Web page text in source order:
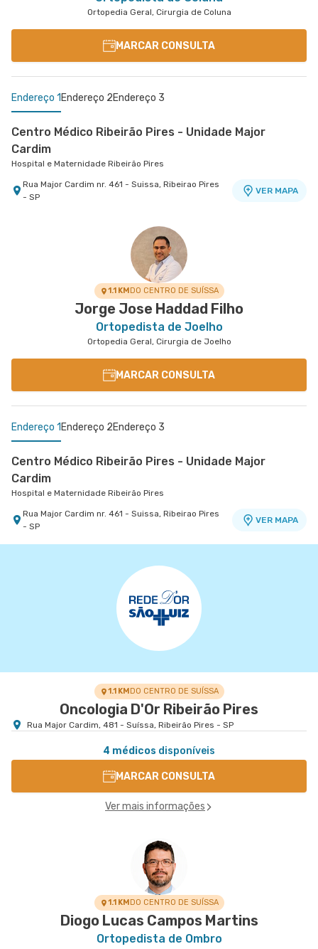
Ortopedia Geral, Cirurgia de Coluna
MARCAR CONSULTA
Endereço 1 Endereço 2Endereço 3
Centro Médico Ribeirão Pires - Unidade Major
Cardim
Hospital e Maternidade Ribeirão Pires
Rua Major Cardim nr. 461 - Suissa, Ribeirao Pires
- SP
VER MAPA
Rua Americo Brasiliense nr. 596 - Centro, Sao
Rua Henrique Martins nr. 521 - Jardim Paulista,
1.1 KMDO CENTRO DE SUÍSSA
Jorge Jose Haddad Filho
Ortopedista de Joelho
Ortopedia Geral, Cirurgia de Joelho
MARCAR CONSULTA
Endereço 1 Endereço 2Endereço 3
Centro Médico Ribeirão Pires - Unidade Major
Cardim
Hospital e Maternidade Ribeirão Pires
Rua Major Cardim nr. 461 - Suissa, Ribeirao Pires
- SP
VER MAPA
Centro Medico Domo Ifor - Unidade Domo
Rua Jose Versolato nr. 101 Centro Médico Domo -
Bloco A - Centro, Sao Bernardo do Campo - SP
Centro Médico São Luiz São Caetano - Unidade
Hospital e Maternidade São Luiz São Caetano
Rua Walter Figueira nr. S/N 9° Andar - Ceramica,
Sao Caetano do Sul - SP
1.1 KMDO CENTRO DE SUÍSSA
Oncologia D'Or Ribeirão Pires
Rua Major Cardim, 481 - Suíssa, Ribeirão Pires - SP
4 médicos disponíveis
MARCAR CONSULTA
Ver mais informações
1.1 KMDO CENTRO DE SUÍSSA
Diogo Lucas Campos Martins
Ortopedista de Ombro